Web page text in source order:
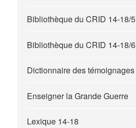
Bibliothèque du CRID 14-18/5
Bibliothèque du CRID 14-18/6
Dictionnaire des témoignages
Enseigner la Grande Guerre
Lexique 14-18